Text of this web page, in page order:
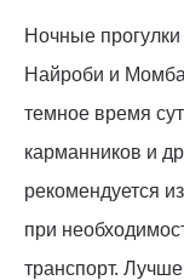
Ночные
Найроби и
темное время
карманников и
рекомендуется
при
транспорт.